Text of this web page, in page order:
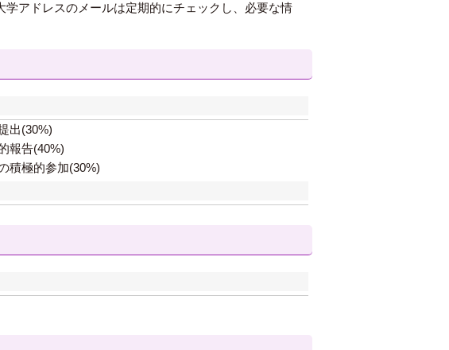
アドレスのメールは定期的にチェックし、必要な情
出(30%)
報告(40%)
積極的参加(30%)